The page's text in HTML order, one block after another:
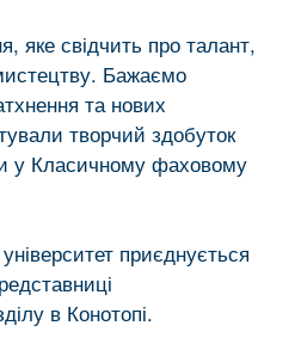
яке свідчить про талант,
Бажаємо
та нових
творчий здобуток
у Класичному фаховому
приєднується
в Конотопі.